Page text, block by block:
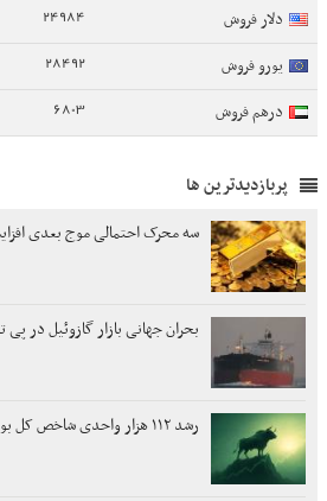
دلار فروش 24984
یورو فروش 28492
درهم فروش 6803
پربازدیدترین ها
سه محرک احتمالی موج بعدی
بحران جهانی بازار گازوئیل در
رشد ۱۱۲ هزار واحدی شاخص کل بورس